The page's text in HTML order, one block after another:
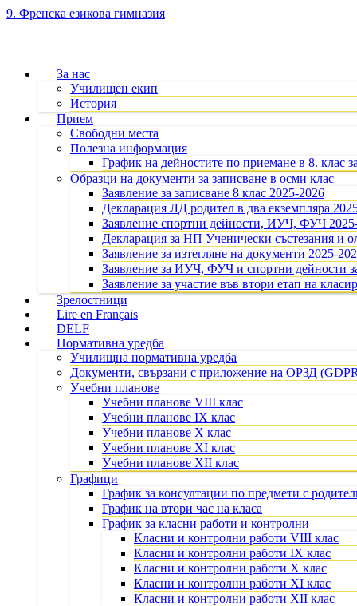
9. Френска езикова гимназия
За нас
Училищен екип
История
Прием
Свободни места
Полезна информация
График на дейностите по приемане в 8. клас
Образци на документи за записване в осми клас
Заявление за записване 8 клас 2025-2026
Декларация ЛД родител в два екземпляра
Заявление спортни дейности, ИУЧ, ФУЧ
Декларация за НП Ученически състезания и
Заявление за изтегляне на документи 2025-
Заявление за ИУЧ, ФУЧ и спортни дейности
Заявление за участие във втори етап на
Зрелостници
Lire en Français
DELF
Нормативна уредба
Училищна нормативна уредба
Документи, свързани с приложение на ОРЗД
Учебни планове
Учебни планове VIII клас
Учебни планове IX клас
Учебни планове X клас
Учебни планове XI клас
Учебни планове XII клас
Графици
График за консултации по предмети с
График на втори час на класа
График за класни работи и контролни
Класни и контролни работи VIII клас
Класни и контролни работи IX клас
Класни и контролни работи X клас
Класни и контролни работи XI клас
Класни и контролни работи XII клас